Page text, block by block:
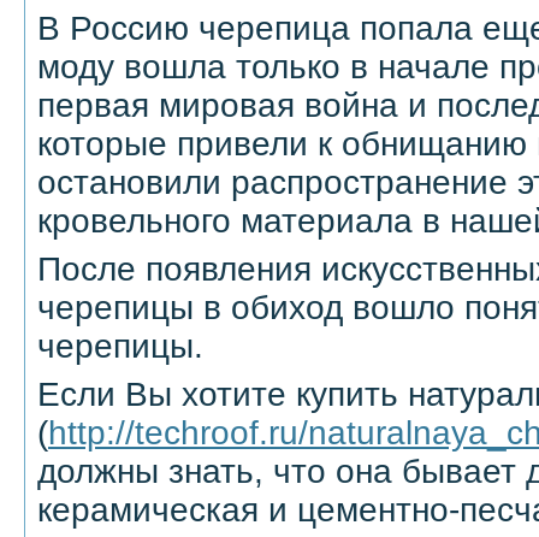
В Россию черепица попала
моду вошла только в начале
первая мировая война и
которые привели к обнищанию
остановили распространение
кровельного материала в
После появления
черепицы в обиход вошло
черепицы.
Если Вы хотите купить
(http://techroof.ru/
должны знать, что она бывает
керамическая и цементно-